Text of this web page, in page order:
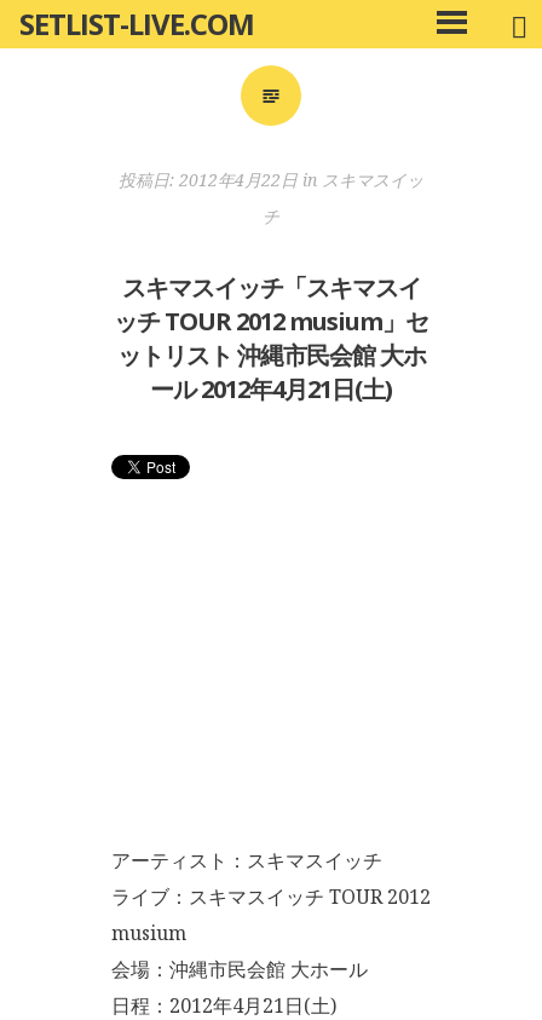
ン
SETLIST-LIVE.COM
メ
イ
投稿日: 2012年4月22日 in スキマスイッ
チ
スキマスイッチ「スキマスイ
ッチ TOUR 2012 musium」セ
ットリスト 沖縄市民会館 大ホ
ール 2012年4月21日(土)
アーティスト：スキマスイッチ
ライブ：スキマスイッチ TOUR 2012
musium
会場：沖縄市民会館 大ホール
日程：2012年4月21日(土)